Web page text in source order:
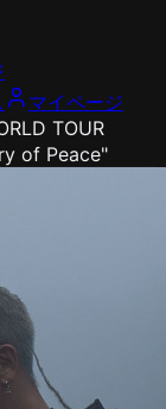
マイページ
TOUR
of Peace"